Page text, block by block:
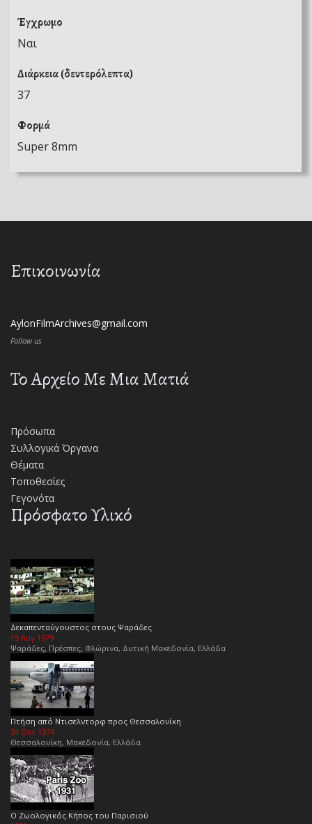
Έγχρωμο
Ναι
Διάρκεια (δευτερόλεπτα)
37
Φορμά
Super 8mm
Επικοινωνία
AylonFilmArchives@gmail.com
Follow us
Το Αρχείο Με Μια Ματιά
Πρόσωπα
Συλλογικά Όργανα
Θέματα
Τοποθεσίες
Γεγονότα
Πρόσφατο Υλικό
Δεκαπενταύγουστος στους Ψαράδες
15 Αυγ 1979
Ψαράδες, Πρέσπες, Φλώρινα, Δυτική Μακεδονία, Ελλάδα
Πτήση από Ντισελντορφ προς Θεσσαλονίκη
24 Οκτ 1974
Θεσσαλονίκη, Μακεδονία, Ελλάδα
Ο Ζωολογικός Κήπος του Παρισιού